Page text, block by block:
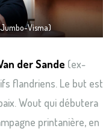
Visma)
der Sande (ex-
flandriens. Le but est
Wout qui débutera
printanière, en